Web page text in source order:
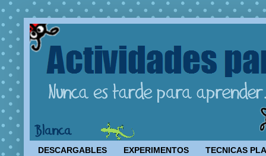
DESCARGABLES EXPERIMENTOS TECNICAS